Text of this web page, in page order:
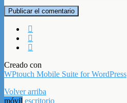
Creado con
WPtouch Mobile Suite for WordPress
Volver arriba
móvil escritorio